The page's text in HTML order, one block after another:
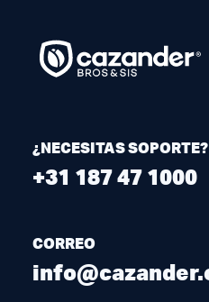
¿NECESITAS SOPORTE?
+31 187 47 1000
CORREO